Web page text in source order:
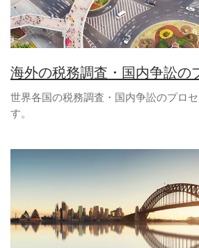
海外の税務調査・国内争訟の
世界各国の税務調査・国内争訟のプロ
す。